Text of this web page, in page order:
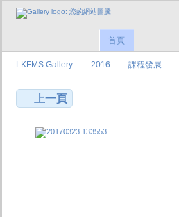
首頁
LKFMS Gallery 2016 課程發展
上一頁